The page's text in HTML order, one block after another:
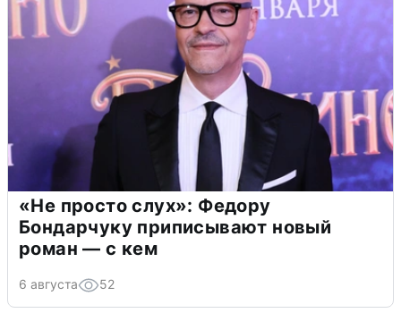
«Не просто слух»: Федору
Бондарчуку приписывают новый
роман — с кем
6 августа 52